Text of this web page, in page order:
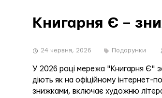
Книгарня Є –
24 червня, 2026 Подарунки
У 2026 році мережа "Книгарня Є"
діють як на офіційному інтернет-
знижками, включає художню